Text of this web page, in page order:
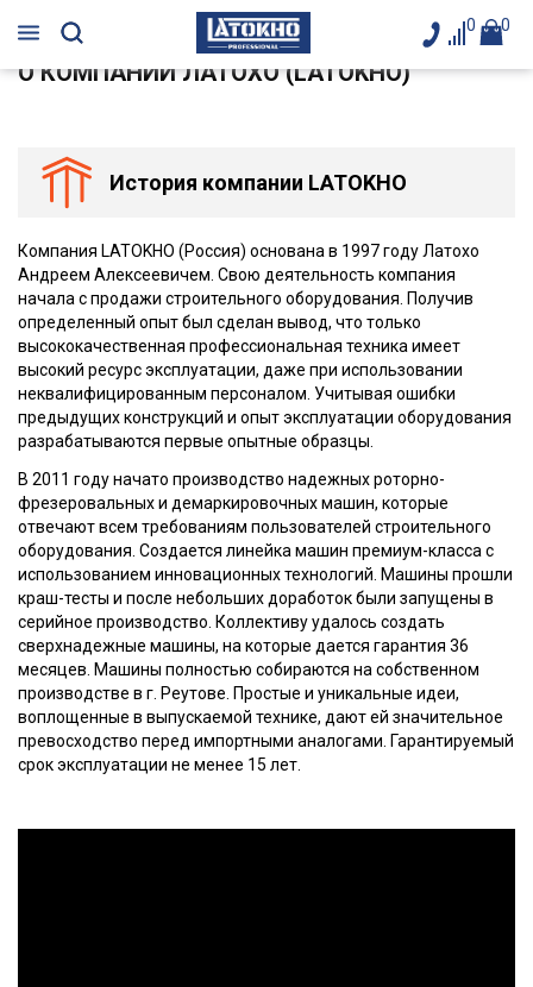
0 0
О КОМПАНИИ ЛАТОХО (LATOKHO)
История компании LATOKHO
Компания LATOKHO (Россия) основана в 1997 году Латохо
Андреем Алексеевичем. Cвою деятельность компания
начала с продажи строительного оборудования. Получив
определенный опыт был сделан вывод, что только
высококачественная профессиональная техника имеет
высокий ресурс эксплуатации, даже при использовании
неквалифицированным персоналом. Учитывая ошибки
предыдущих конструкций и опыт эксплуатации оборудования
разрабатываются первые опытные образцы.
В 2011 году начато производство надежных роторно-
фрезеровальных и демаркировочных машин, которые
отвечают всем требованиям пользователей строительного
оборудования. Создается линейка машин премиум-класса с
использованием инновационных технологий. Машины прошли
краш-тесты и после небольших доработок были запущены в
серийное производство. Коллективу удалось создать
сверхнадежные машины, на которые дается гарантия 36
месяцев. Машины полностью собираются на собственном
производстве в г. Реутове. Простые и уникальные идеи,
воплощенные в выпускаемой технике, дают ей значительное
превосходство перед импортными аналогами. Гарантируемый
срок эксплуатации не менее 15 лет.